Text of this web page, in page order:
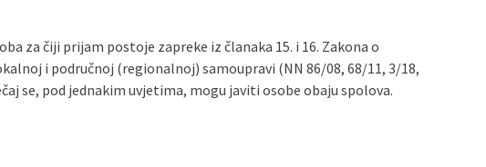
za čiji prijam postoje zapreke iz članaka 15. i 16. Zakona o
i područnoj (regionalnoj) samoupravi (NN 86/08, 68/11, 3/18,
se, pod jednakim uvjetima, mogu javiti osobe obaju spolova.